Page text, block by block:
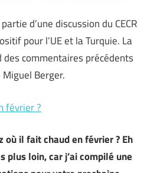
d’une discussion du CECR
pour l’UE et la Turquie. La
des commentaires précédents
Berger.
février ?
où il fait chaud en février ? Eh
plus loin, car j’ai compilé une